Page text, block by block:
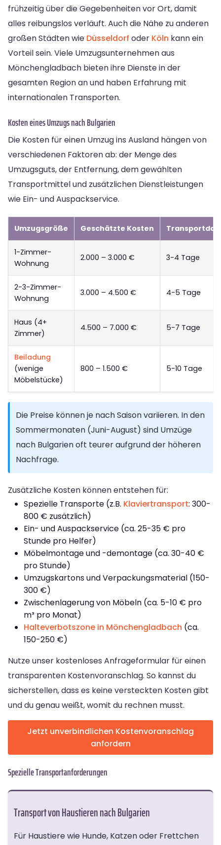
frühzeitig über die Gegebenheiten vor Ort, damit
alles reibungslos verläuft. Auch die Nähe zu anderen
großen Städten wie Düsseldorf oder Köln kann ein
Vorteil sein. Viele Umzugsunternehmen aus
Mönchengladbach bieten ihre Dienste in der
gesamten Region an und haben Erfahrung mit
internationalen Transporten.
Kosten eines Umzugs nach Bulgarien
Die Kosten für einen Umzug ins Ausland hängen von
verschiedenen Faktoren ab: der Menge des
Umzugsguts, der Entfernung, dem gewählten
Transportmittel und zusätzlichen Dienstleistungen
wie Ein- und Auspackservice.
Umzugsgröße Geschätzte Kosten
1-Zimmer-
Wohnung
2.000 – 3.000 € 3-4 Tage
2-3-Zimmer-
Wohnung
3.000 – 4.500 € 4-5 Tage
Haus (4+
Zimmer)
4.500 – 7.000 € 5-7 Tage
Beiladung
(wenige
Möbelstücke)
800 – 1.500 € 5-10 Tage
Die Preise können je nach Saison variieren. In den
Sommermonaten (Juni-August) sind Umzüge
nach Bulgarien oft teurer aufgrund der höheren
Nachfrage.
Zusätzliche Kosten können entstehen für:
Spezielle Transporte (z.B. Klaviertransport: 300-
800 € zusätzlich)
Ein- und Auspackservice (ca. 25-35 € pro
Stunde pro Helfer)
Möbelmontage und -demontage (ca. 30-40 €
pro Stunde)
Umzugskartons und Verpackungsmaterial (150-
300 €)
Zwischenlagerung von Möbeln (ca. 5-10 € pro
m³ pro Monat)
Halteverbotszone in Mönchengladbach (ca.
150-250 €)
Nutze unser kostenloses Anfrageformular für einen
transparenten Kostenvoranschlag. So kannst du
sicherstellen, dass es keine versteckten Kosten gibt
und du genau weißt, womit du rechnen musst.
Jetzt unverbindlichen Kostenvoranschlag
anfordern
Spezielle Transportanforderungen
Transport von Haustieren nach Bulgarien
Für Haustiere wie Hunde, Katzen oder Frettchen